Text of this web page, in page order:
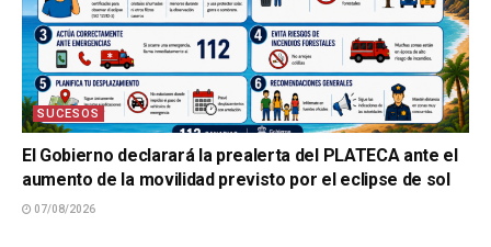
SUCESOS
El Gobierno declarará la prealerta del PLATECA ante el
aumento de la movilidad previsto por el eclipse de sol
07/08/2026